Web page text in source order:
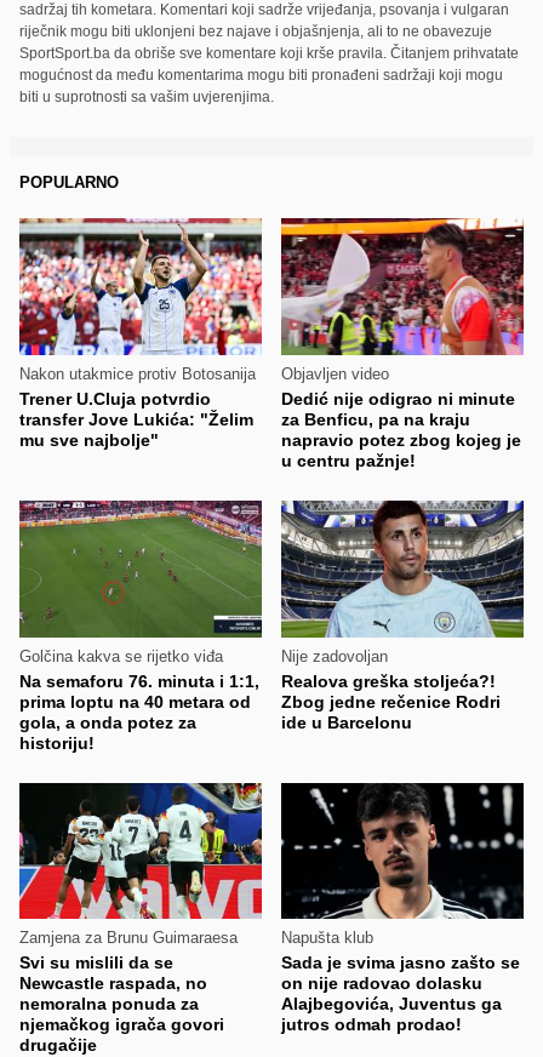
sadržaj tih kometara. Komentari koji sadrže vrijeđanja, psovanja i vulgaran
riječnik mogu biti uklonjeni bez najave i objašnjenja, ali to ne obavezuje
SportSport.ba da obriše sve komentare koji krše pravila. Čitanjem prihvatate
mogućnost da među komentarima mogu biti pronađeni sadržaji koji mogu
biti u suprotnosti sa vašim uvjerenjima.
POPULARNO
Nakon utakmice protiv Botosanija
Trener U.Cluja potvrdio
transfer Jove Lukića: "Želim
mu sve najbolje"
Objavljen video
Dedić nije odigrao ni minute
za Benficu, pa na kraju
napravio potez zbog kojeg je
u centru pažnje!
Golčina kakva se rijetko viđa
Na semaforu 76. minuta i 1:1,
prima loptu na 40 metara od
gola, a onda potez za
historiju!
Nije zadovoljan
Realova greška stoljeća?!
Zbog jedne rečenice Rodri
ide u Barcelonu
Zamjena za Brunu Guimaraesa
Svi su mislili da se
Newcastle raspada, no
nemoralna ponuda za
njemačkog igrača govori
drugačije
Napušta klub
Sada je svima jasno zašto se
on nije radovao dolasku
Alajbegovića, Juventus ga
jutros odmah prodao!